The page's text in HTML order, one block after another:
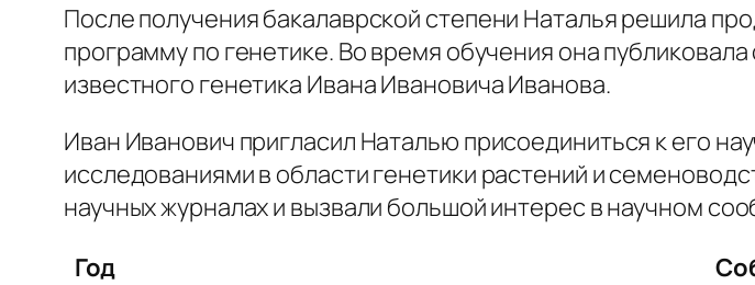
После получения бакалаврской степени Наталья решила
программу по генетике. Во время обучения она
известного генетика Ивана Ивановича Иванова.
Иван Иванович пригласил Наталью присоединиться к его
исследованиями в области генетики растений и
научных журналах и вызвали большой интерес в научном
Год